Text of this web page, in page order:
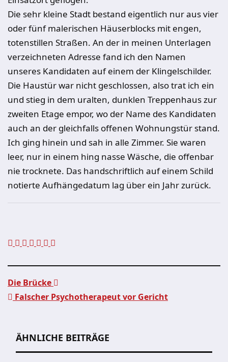
Die sehr kleine Stadt bestand eigentlich nur aus vier
oder fünf malerischen Häuserblocks mit engen,
totenstillen Straßen. An der in meinen Unterlagen
verzeichneten Adresse fand ich den Namen
unseres Kandidaten auf einem der Klingelschilder.
Die Haustür war nicht geschlossen, also trat ich ein
und stieg in dem uralten, dunklen Treppenhaus zur
zweiten Etage empor, wo der Name des Kandidaten
auch an der gleichfalls offenen Wohnungstür stand.
Ich ging hinein und sah in alle Zimmer. Sie waren
leer, nur in einem hing nasse Wäsche, die offenbar
nie trocknete. Das handschriftlich auf einem Schild
notierte Aufhängedatum lag über ein Jahr zurück.
Die Brücke
Falscher Psychotherapeut vor Gericht
ÄHNLICHE BEITRÄGE